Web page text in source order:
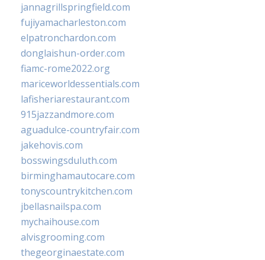
jannagrillspringfield.com
fujiyamacharleston.com
elpatronchardon.com
donglaishun-order.com
fiamc-rome2022.org
mariceworldessentials.com
lafisheriarestaurant.com
915jazzandmore.com
aguadulce-countryfair.com
jakehovis.com
bosswingsduluth.com
birminghamautocare.com
tonyscountrykitchen.com
jbellasnailspa.com
mychaihouse.com
alvisgrooming.com
thegeorginaestate.com